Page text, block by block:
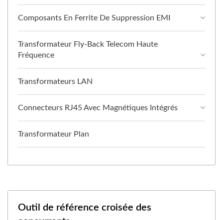
Composants En Ferrite De Suppression EMI
Transformateur Fly-Back Telecom Haute
Fréquence
Transformateurs LAN
Connecteurs RJ45 Avec Magnétiques Intégrés
Transformateur Plan
Outil de référence croisée des